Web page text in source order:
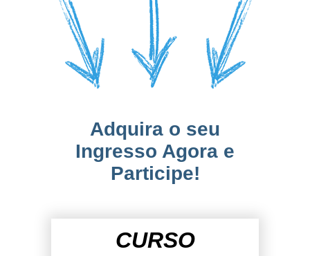
Adquira o seu
Ingresso Agora e
Participe!
CURSO